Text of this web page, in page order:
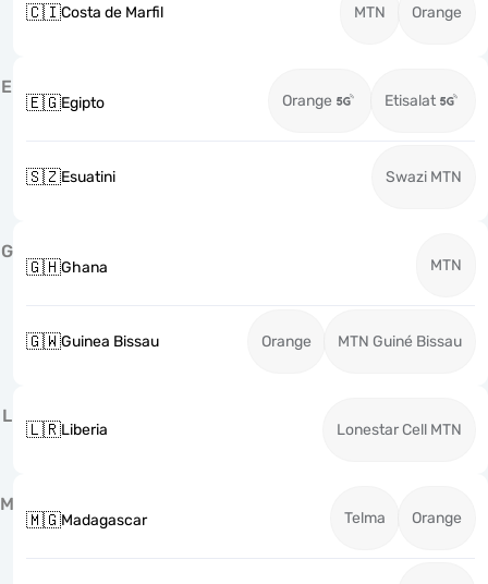
🇨🇮Costa de Marfil MTN Orange
E
🇪🇬Egipto Orange Etisalat
🇸🇿Esuatini Swazi MTN
G
🇬🇭Ghana MTN
🇬🇼Guinea Bissau Orange MTN Guiné Bissau
L
🇱🇷Liberia Lonestar Cell MTN
M
🇲🇬Madagascar Telma Orange